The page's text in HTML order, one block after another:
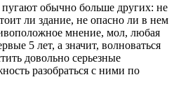
обычно больше других: не
ли здание, не опасно ли в нем
мнение, мол, любая
5 лет, а значит, волноваться
довольно серьезные
разобраться с ними по